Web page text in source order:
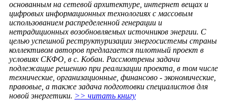
основанным на сетевой архитектуре, интернет вещах и
цифровых информационных технологиях с массовым
использованием распределенной генерации и
нетрадиционных возобновляемых источников энергии. С
целью успешной реструктуризации энергосистемы страны
коллективом авторов предлагается пилотный проект в
условиях СКФО, в с. Кобан. Рассмотрены задачи
подлежащие решению при реализации проекта, в том числе
технические, организационные, финансово - экономические,
правовые, а также задача подготовки специалистов для
новой энергетики. >> читать книгу